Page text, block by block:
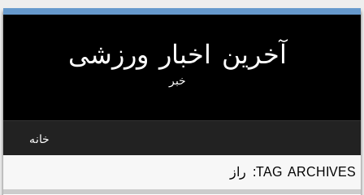
آخرین اخبار ورزشی
خبر
خانه
TAG ARCHIVES: راز